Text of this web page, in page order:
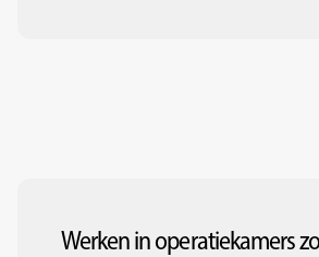
Werken in operatiekamers